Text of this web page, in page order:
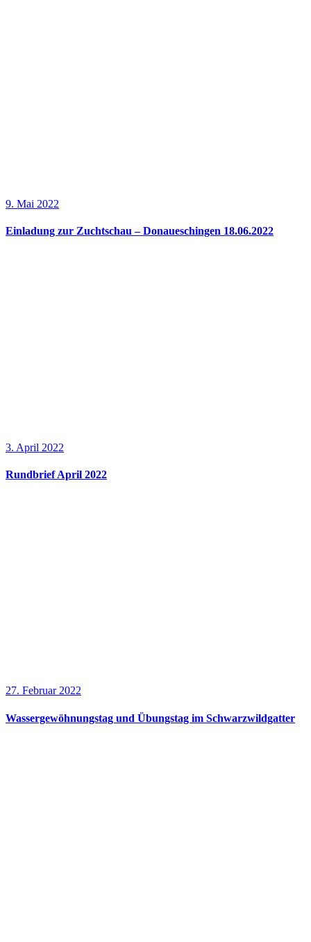
9. Mai 2022
Einladung zur Zuchtschau – Donaueschingen 18.06.2022
3. April 2022
Rundbrief April 2022
27. Februar 2022
Wassergewöhnungstag und Übungstag im Schwarzwildgatter